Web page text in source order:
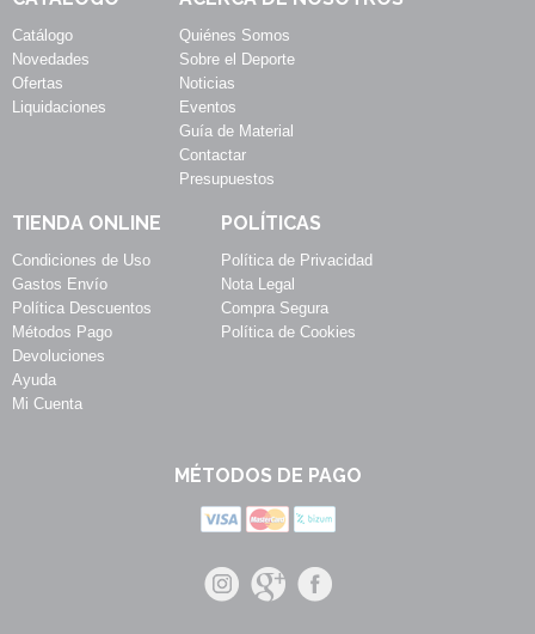
Catálogo
Novedades
Ofertas
Liquidaciones
Quiénes Somos
Sobre el Deporte
Noticias
Eventos
Guía de Material
Contactar
Presupuestos
TIENDA ONLINE
Condiciones de Uso
Gastos Envío
Política Descuentos
Métodos Pago
Devoluciones
Ayuda
Mi Cuenta
POLÍTICAS
Política de Privacidad
Nota Legal
Compra Segura
Política de Cookies
MÉTODOS DE PAGO